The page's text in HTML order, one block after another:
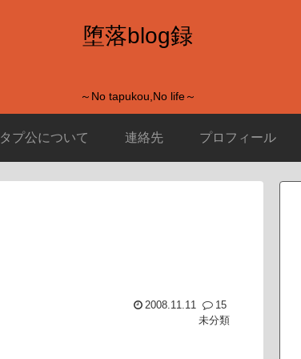
堕落blog録
～No tapukou,No life～
タプ公について 連絡先 プロフィール
2008.11.11
15
未分類